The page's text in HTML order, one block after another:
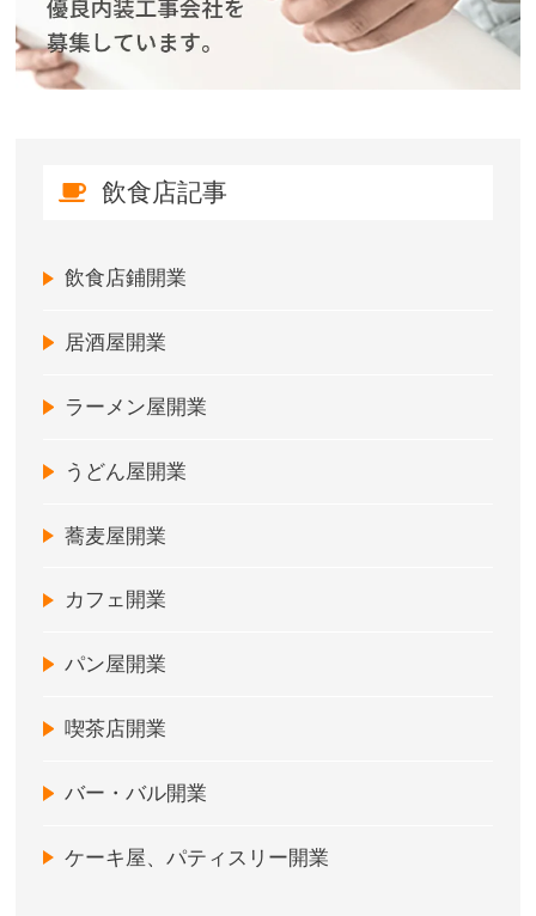
飲食店記事
飲食店鋪開業
居酒屋開業
ラーメン屋開業
うどん屋開業
蕎麦屋開業
カフェ開業
パン屋開業
喫茶店開業
バー・バル開業
ケーキ屋、パティスリー開業